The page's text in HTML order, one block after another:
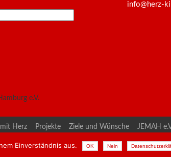
info@herz-
e.V.
Herz Projekte Ziele und Wünsche JEMAH
Datenschutzerklärung Impressum
Einverständnis aus. OK Nein